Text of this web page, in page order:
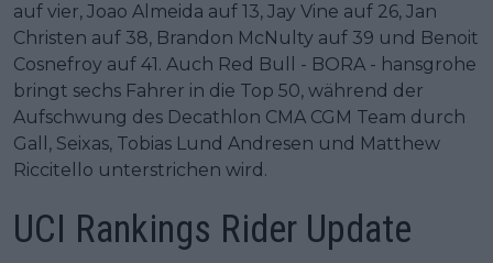
auf vier, Joao Almeida auf 13, Jay Vine auf 26, Jan
Christen auf 38, Brandon McNulty auf 39 und Benoit
Cosnefroy auf 41. Auch Red Bull - BORA - hansgrohe
bringt sechs Fahrer in die Top 50, während der
Aufschwung des Decathlon CMA CGM Team durch
Gall, Seixas, Tobias Lund Andresen und Matthew
Riccitello unterstrichen wird.
UCI Rankings Rider Update